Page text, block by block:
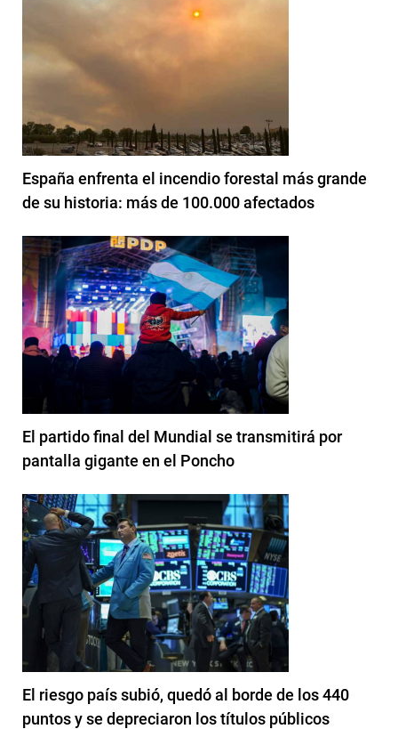
España enfrenta el incendio forestal más grande
de su historia: más de 100.000 afectados
El partido final del Mundial se transmitirá por
pantalla gigante en el Poncho
El riesgo país subió, quedó al borde de los 440
puntos y se depreciaron los títulos públicos